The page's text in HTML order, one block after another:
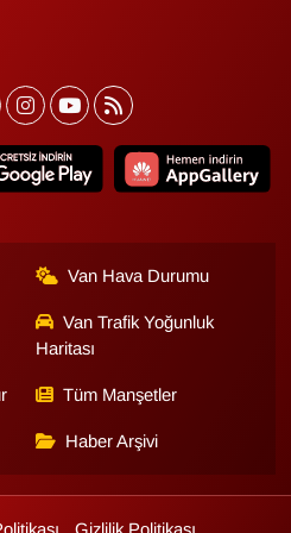
Van Hava Durumu
Van Trafik Yoğunluk
Haritası
Tüm Manşetler
Haber Arşivi